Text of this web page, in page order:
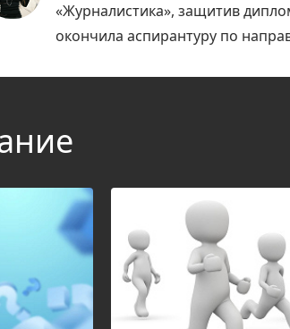
«Журналистика», защитив
окончила аспирантуру по